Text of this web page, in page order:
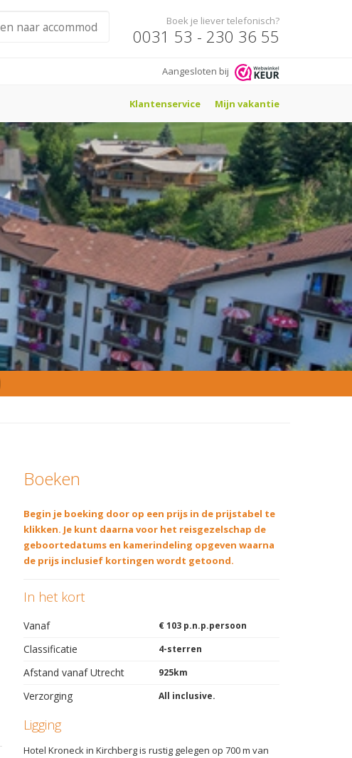
Boek je liever telefonisch?
0031 53 - 230 36 55
Aangesloten bij
Klantenservice Mijn vakantie
Boeken
Begin je boeking door op een prijs in de prijstabel te
klikken. Je kunt daarna voor het reisgezelschap de
geboortedatums en kamerindeling opgeven waarna
de prijs inclusief kortingen wordt getoond.
In het kort
Vanaf € 103 p.n.p.persoon
Classificatie 4-sterren
Afstand vanaf Utrecht 925km
Verzorging All inclusive.
Ligging
Hotel Kroneck in Kirchberg is rustig gelegen op 700 m van